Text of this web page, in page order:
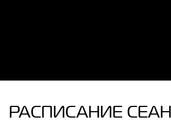
РАСПИСАНИЕ